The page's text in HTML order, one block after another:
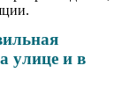
улице и в